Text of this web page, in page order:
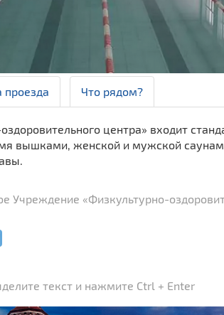
проезда Что рядом?
центра» входит
вышками, женской и мужской
Учреждение «Физкультурно-
текст и нажмите Ctrl + Enter